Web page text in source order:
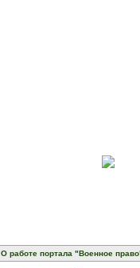
О работе портала "Военное